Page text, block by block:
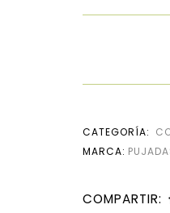
CATEGORÍA:
MARCA:
COMPARTIR: